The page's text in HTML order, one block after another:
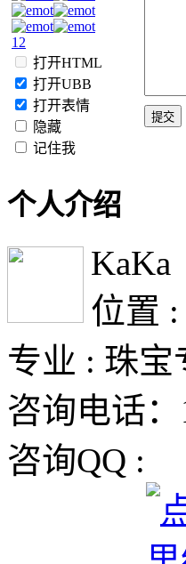
1 2
打开HTML
打开UBB
打开表情
隐藏
记住我
个人介绍
KaKa
位置
专业 : 珠宝
咨询电话：
咨询QQ :